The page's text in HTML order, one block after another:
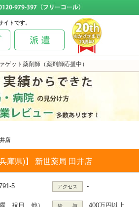
ット薬剤師（薬剤師応援中）
イトです。
店
庫県)】 新世薬局 田井店
5 アクセス -
、祝日、他）
給 与
400万円以上